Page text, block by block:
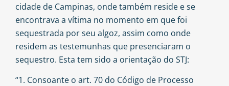
cidade de Campinas, onde também reside e se
encontrava a vítima no momento em que foi
sequestrada por seu algoz, assim como onde
residem as testemunhas que presenciaram o
sequestro. Esta tem sido a orientação do STJ:
“1. Consoante o art. 70 do Código de Processo